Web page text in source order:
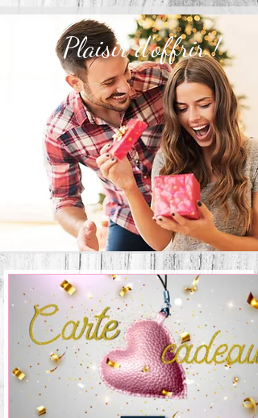
Plaisir d'offrir !